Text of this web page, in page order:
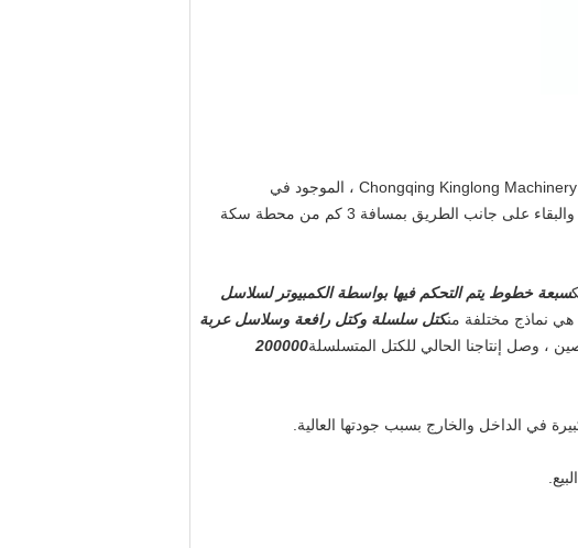
مصنع Chongqing Chain Block السابق ، مع أكثر من 40 عامًا من تاريخ إنتاج الرافعة اليدوية ، هو الآن Chongqing Kinglong Machinery Co. ، LTD ، الموجود في
، من بينها الورشة التي تبلغ مساحتها 14000 متر مربع ، والبقاء على جانب الطريق بمسافة 3 كم من محطة سكة
سبعة خطوط يتم التحكم فيها بواسطة الكمبيوتر لسلاسل
هي نماذج مختلفة منكتل سلسلة وكتل رافعة وسلاسل عربة
، وصل إنتاجنا الحالي للكتل المتسلسلة200000
في الداخل والخارج بسبب جودتها العالية.